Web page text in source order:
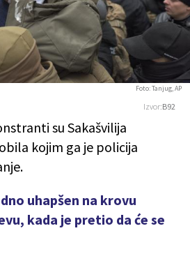
Izvor:B92
Foto: Tanjug, AP
su Sakašvilija
kojim ga je policija
uhapšen na krovu
kada je pretio da će se